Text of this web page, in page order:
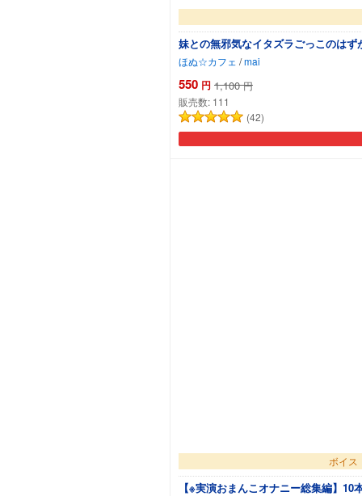
妹との無邪気なイタズラごっこのは
ほぬ☆カフェ /mai
550 円 1,100 円
販売数: 111
(42)
ボイス
【※実演おまんこオナニー総集編】